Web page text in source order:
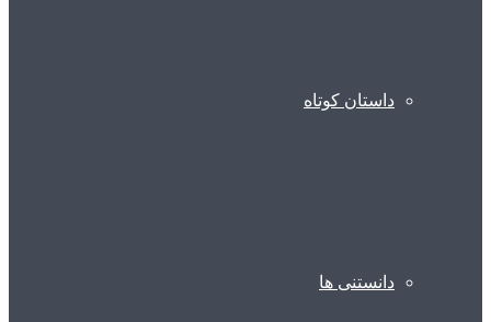
داستان کوتاه
دانستنی ها